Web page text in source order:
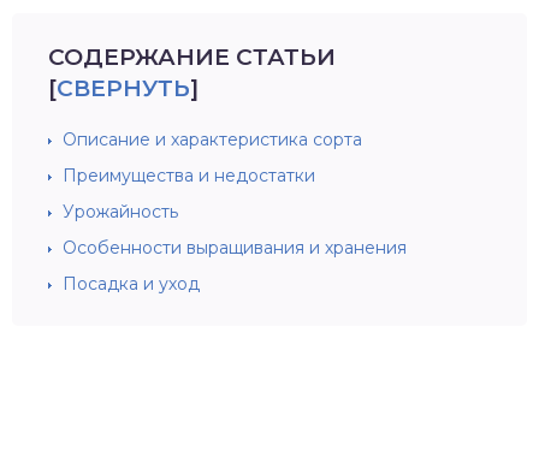
СОДЕРЖАНИЕ СТАТЬИ
[СВЕРНУТЬ]
Описание и характеристика сорта
Преимущества и недостатки
Урожайность
Особенности выращивания и хранения
Посадка и уход